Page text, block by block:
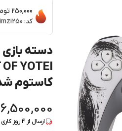
250,000 تومان
کد:
کاستوم
ارسال از 4روز کاری